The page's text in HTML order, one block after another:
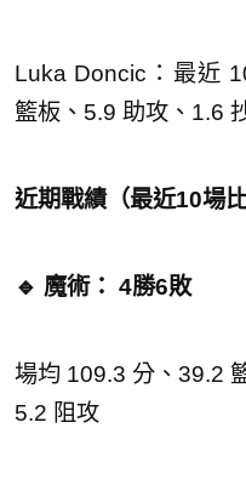
Luka Doncic：最近
籃板、5.9 助攻、1.6
近期戰績（最近10場比
🔹 魔術： 4勝6敗
場均 109.3 分、39.2
5.2 阻攻